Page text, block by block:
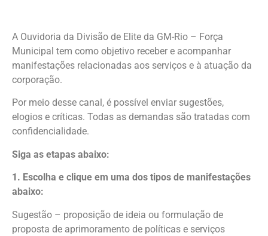
A Ouvidoria da Divisão de Elite da GM-Rio – Força
Municipal tem como objetivo receber e acompanhar
manifestações relacionadas aos serviços e à atuação da
corporação.
Por meio desse canal, é possível enviar sugestões,
elogios e críticas. Todas as demandas são tratadas com
confidencialidade.
Siga as etapas abaixo:
1. Escolha e clique em uma dos tipos de manifestações
abaixo:
Sugestão – proposição de ideia ou formulação de
proposta de aprimoramento de políticas e serviços